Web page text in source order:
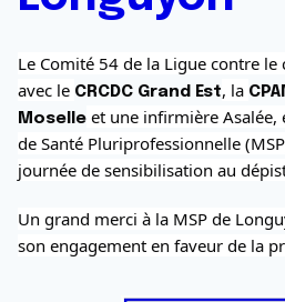
Le Comité 54 de la Ligue contre le
avec le CRCDC Grand Est, la
Moselle et une infirmière Asalée,
de Santé Pluriprofessionnelle
journée de sensibilisation au
Un grand merci à la MSP de
son engagement en faveur de la